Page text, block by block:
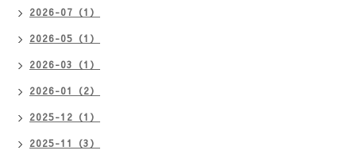
2026-07（1）
2026-05（1）
2026-03（1）
2026-01（2）
2025-12（1）
2025-11（3）